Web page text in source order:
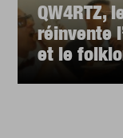
QW4RTZ,
réinvente
et le